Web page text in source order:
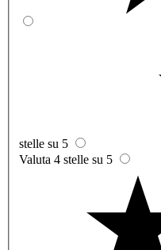
stelle su 5
Valuta 4 stelle su 5